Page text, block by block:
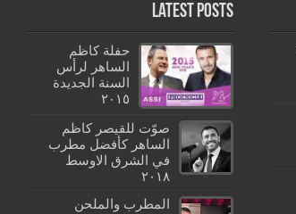
Latest Posts
حفلة كاظم
الساهر لرأس
السنة الجديدة
٢٠١٥
صوّت للقيصر كاظم
الساهر كأفضل مطرب
في الشرق الاوسط
٢٠١٨
المطرب والملحن